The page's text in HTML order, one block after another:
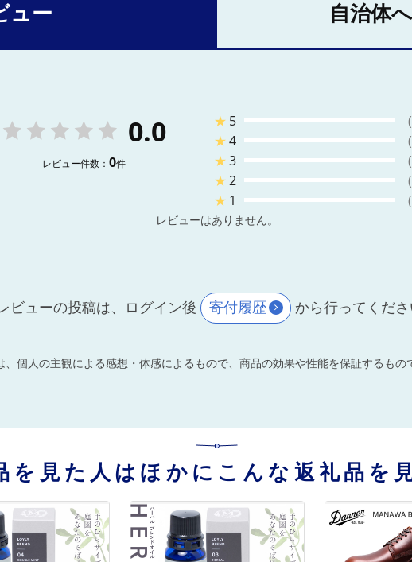
ュー 自治体
0.0
レビュー件数： 0件
★ 5
★4
★3
★2
★ 1
レビューはありません。
ビューの投稿は、ログイン後 寄付履歴 から行ってくださ
個人の主観による感想・体感によるもので、商品の効果や性能を保証するもの
を見た人はほかにこんな返礼品を